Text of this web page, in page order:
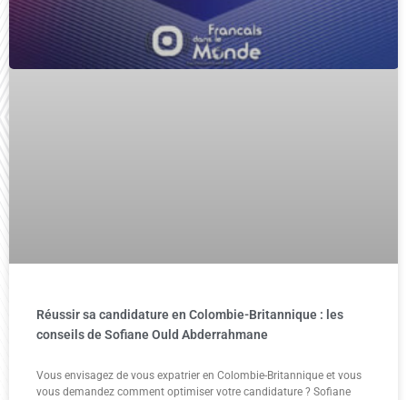
Réussir sa candidature en Colombie-Britannique : les
conseils de Sofiane Ould Abderrahmane
Vous envisagez de vous expatrier en Colombie-Britannique et vous
vous demandez comment optimiser votre candidature ? Sofiane